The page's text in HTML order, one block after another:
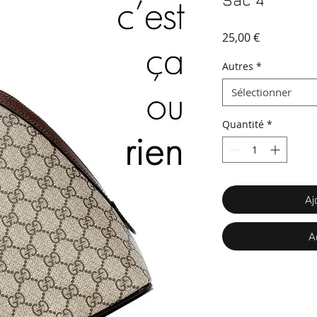
25,00 €Prix
Autres *
Sélectionner
Quantité *